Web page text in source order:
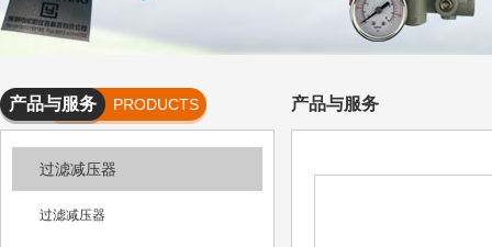
产品与服务
PRODUCTS
过滤减压器
过滤减压器
产品与服务